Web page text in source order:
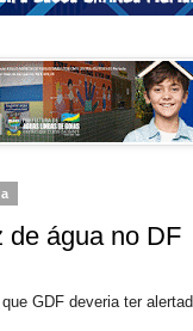
de água no DF
GDF deveria ter